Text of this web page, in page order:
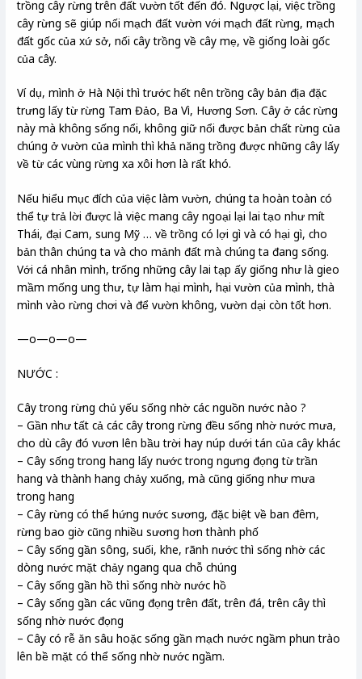
trồng cây rừng trên đất vườn tốt đến đó. Ngược lại, việc trồng
cây rừng sẽ giúp nối mạch đất vườn với mạch đất rừng, mạch
đất gốc của xứ sở, nối cây trồng về cây mẹ, về giống loài gốc
của cây.
Ví dụ, mình ở Hà Nội thì trước hết nên trồng cây bản địa đặc
trưng lấy từ rừng Tam Đảo, Ba Vì, Hương Sơn. Cây ở các rừng
này mà không sống nổi, không giữ nổi được bản chất rừng của
chúng ở vườn của mình thì khả năng trồng được những cây lấy
về từ các vùng rừng xa xôi hơn là rất khó.
Nếu hiểu mục đích của việc làm vườn, chúng ta hoàn toàn có
thể tự trả lời được là việc mang cây ngoại lại lai tạo như mít
Thái, đại Cam, sung Mỹ … về trồng có lợi gì và có hại gì, cho
bản thân chúng ta và cho mảnh đất mà chúng ta đang sống.
Với cá nhân mình, trống những cây lai tạp ấy giống như là gieo
mầm mống ung thư, tự làm hại mình, hại vườn của mình, thà
mình vào rừng chơi và để vườn không, vườn dại còn tốt hơn.
—o—o—o—
NƯỚC :
Cây trong rừng chủ yếu sống nhờ các nguồn nước nào ?
– Gần như tất cả các cây trong rừng đều sống nhờ nước mưa,
cho dù cây đó vươn lên bầu trời hay núp dưới tán của cây khác
– Cây sống trong hang lấy nước trong ngưng đọng từ trần
hang và thành hang chảy xuống, mà cũng giống như mưa
trong hang
– Cây rừng có thể hứng nước sương, đặc biệt về ban đêm,
rừng bao giờ cũng nhiều sương hơn thành phố
– Cây sống gần sông, suối, khe, rãnh nước thì sống nhờ các
dòng nước mặt chảy ngang qua chỗ chúng
– Cây sống gần hồ thì sống nhờ nước hồ
– Cây sống gần các vũng đọng trên đất, trên đá, trên cây thì
sống nhờ nước đọng
– Cây có rễ ăn sâu hoặc sống gần mạch nước ngầm phun trào
lên bề mặt có thể sống nhờ nước ngầm.